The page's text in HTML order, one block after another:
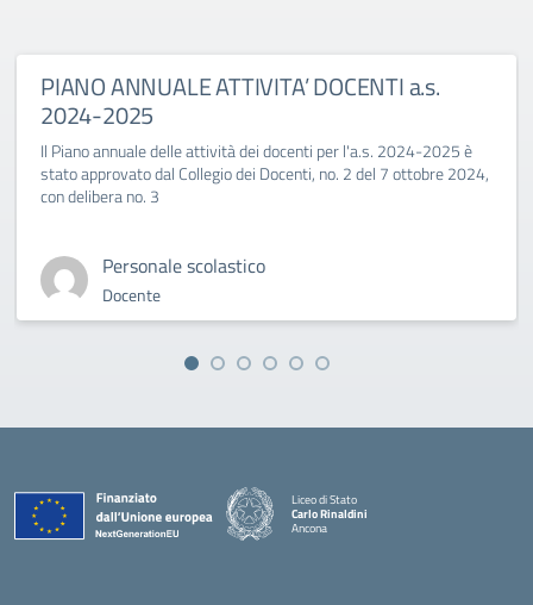
PIANO ANNUALE ATTIVITA’ DOCENTI a.s.
2024-2025
Il Piano annuale delle attività dei docenti per l'a.s. 2024-2025 è
stato approvato dal Collegio dei Docenti, no. 2 del 7 ottobre 2024,
con delibera no. 3
Personale scolastico
Docente
Liceo di Stato
Carlo Rinaldini
Ancona